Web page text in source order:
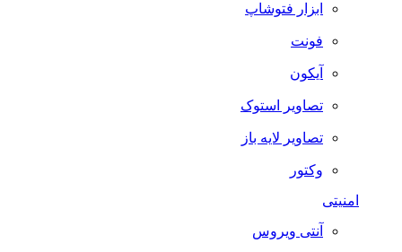
ابزار فتوشاپ
فونت
آیکون
تصاویر استوک
تصاویر لایه باز
وکتور
امنیتی
آنتی ویروس